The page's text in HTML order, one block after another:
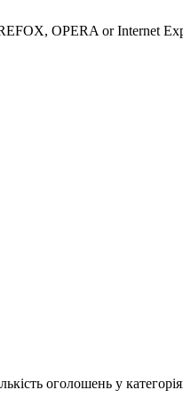
OPERA or Internet
оголошень у